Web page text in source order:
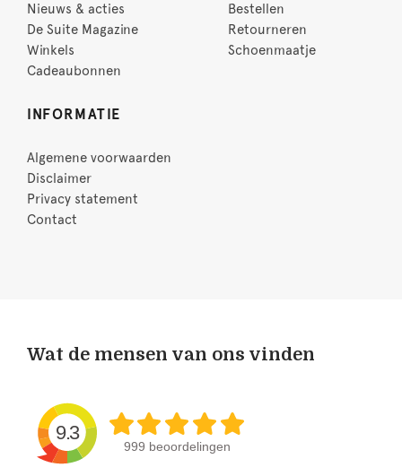
Nieuws & acties
De Suite Magazine
Winkels
Cadeaubonnen
Bestellen
Retourneren
Schoenmaatje
INFORMATIE
Algemene voorwaarden
Disclaimer
Privacy statement
Contact
Wat de mensen van ons vinden
9.3
999 beoordelingen